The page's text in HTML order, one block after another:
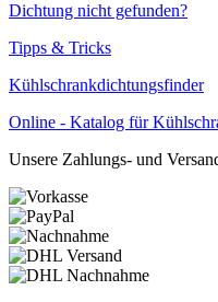
Dichtung nicht gefunden?
Tipps & Tricks
Kühlschrankdichtungsfinder
Online - Katalog für
Unsere Zahlungs- und